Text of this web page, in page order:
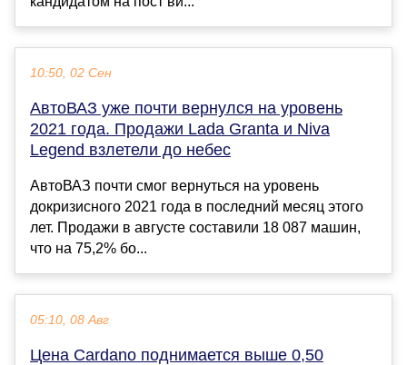
10:50, 02 Сен
АвтоВАЗ уже почти вернулся на уровень
2021 года. Продажи Lada Granta и Niva
Legend взлетели до небес
АвтоВАЗ почти смог вернуться на уровень
докризисного 2021 года в последний месяц этого
лет. Продажи в августе составили 18 087 машин,
что на 75,2% бо...
05:10, 08 Авг
Цена Cardano поднимается выше 0,50